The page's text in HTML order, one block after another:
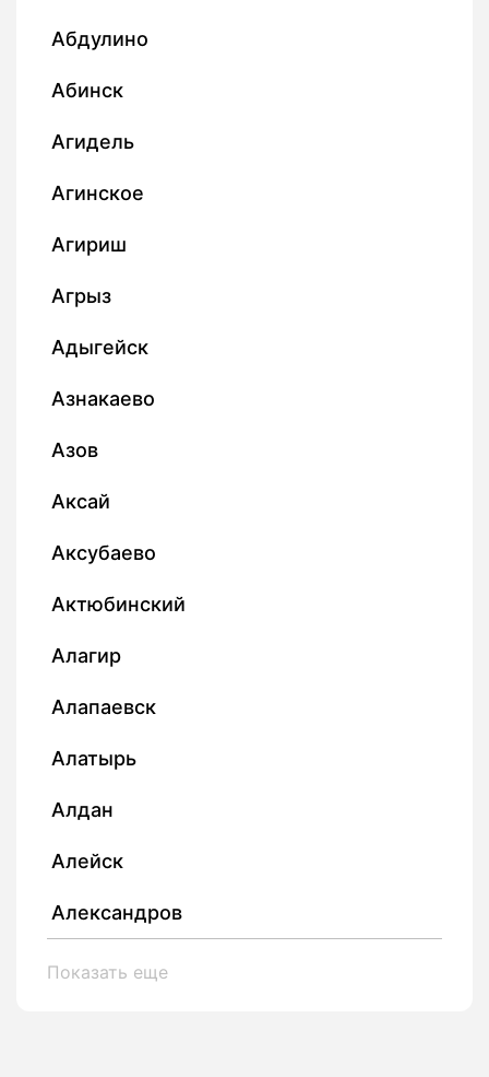
Абдулино
Абинск
Агидель
Агинское
Агириш
Агрыз
Адыгейск
Азнакаево
Азов
Аксай
Аксубаево
Актюбинский
Алагир
Алапаевск
Алатырь
Алдан
Алейск
Александров
Показать еще